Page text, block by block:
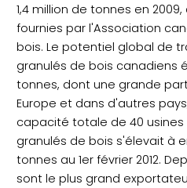
1,4 million de tonnes en
fournies par l'Association
bois. Le potentiel global de
granulés de bois canadiens
tonnes, dont une grande
Europe et dans d'autres pays,
capacité totale de 40
granulés de bois s'élevait à
tonnes au 1er février 2012.
sont le plus grand